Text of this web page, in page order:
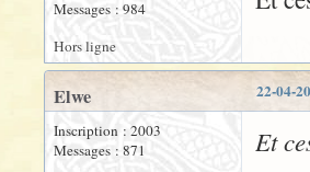
Messages : 984
Hors ligne
22-04-
Elwe
Inscription : 2003
Messages : 871
Et